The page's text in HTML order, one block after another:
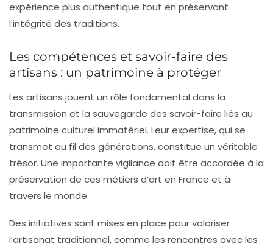
expérience plus authentique tout en préservant
l’intégrité des traditions.
Les compétences et savoir-faire des
artisans : un patrimoine à protéger
Les artisans jouent un rôle fondamental dans la
transmission et la sauvegarde des savoir-faire liés au
patrimoine culturel immatériel. Leur expertise, qui se
transmet au fil des générations, constitue un véritable
trésor. Une importante vigilance doit être accordée à la
préservation de ces métiers d’art en France et à
travers le monde.
Des initiatives sont mises en place pour valoriser
l’artisanat traditionnel, comme les rencontres avec les